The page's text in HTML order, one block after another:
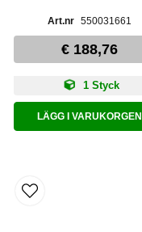
550031661
€ 188,76
1 Styck
LÄGG I VARUKORGEN